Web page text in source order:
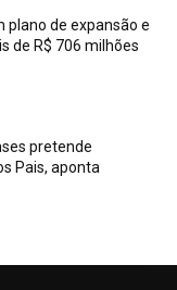
plano de expansão e
de R$ 706 milhões
pretende
Pais, aponta